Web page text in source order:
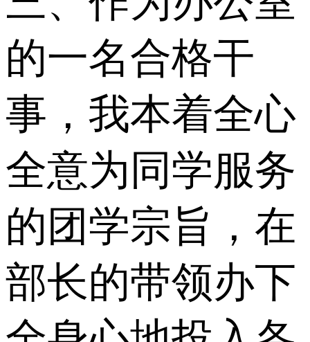
的一名合格干
事，我本着全心
全意为同学服务
的团学宗旨，在
部长的带领办下